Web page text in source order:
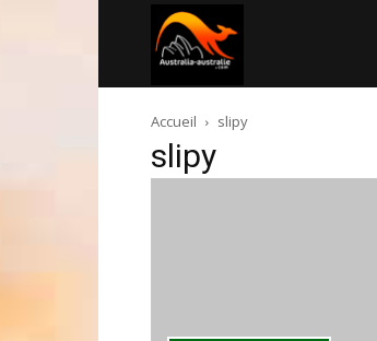
australie.com
Accueil slipy
slipy